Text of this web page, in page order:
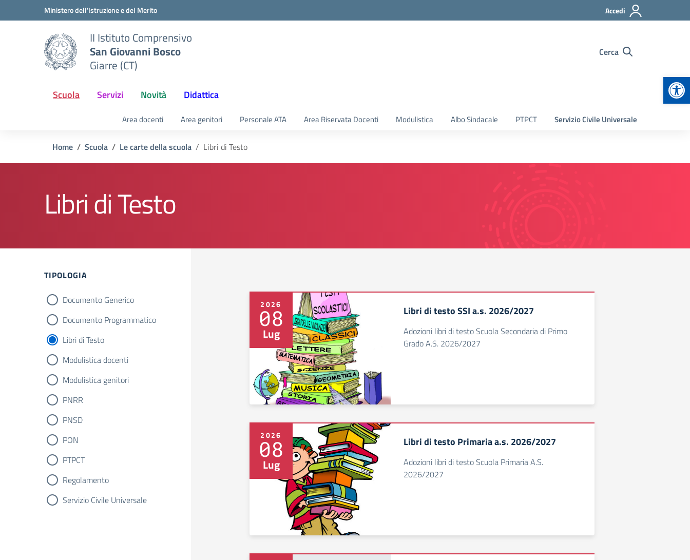
Vai ai contenuti
Vai al menu di navigazioneMinistero dell'Istruzione e del Merito Accedi
II Istituto Comprensivo
San Giovanni Bosco
Giarre (CT)
Cerca
Scuola Servizi Novità Didattica
Area docenti Area genitori Personale ATA Area Riservata Docenti Modulistica Albo Sindacale PTPCT Servizio Civile Universale
Home Scuola Le carte della scuola Libri di Testo
Libri di Testo
Filtri
TIPOLOGIA
Documento Generico
Documento Programmatico
Libri di Testo
Modulistica docenti
Modulistica genitori
PNRR
PNSD
PON
PTPCT
Regolamento
Servizio Civile Universale
2026
08
Lug
Libri di testo SSI a.s. 2026/2027
Adozioni libri di testo Scuola Secondaria di Primo
Grado A.S. 2026/2027
2026
08
Lug
Libri di testo Primaria a.s. 2026/2027
Adozioni libri di testo Scuola Primaria A.S.
2026/2027